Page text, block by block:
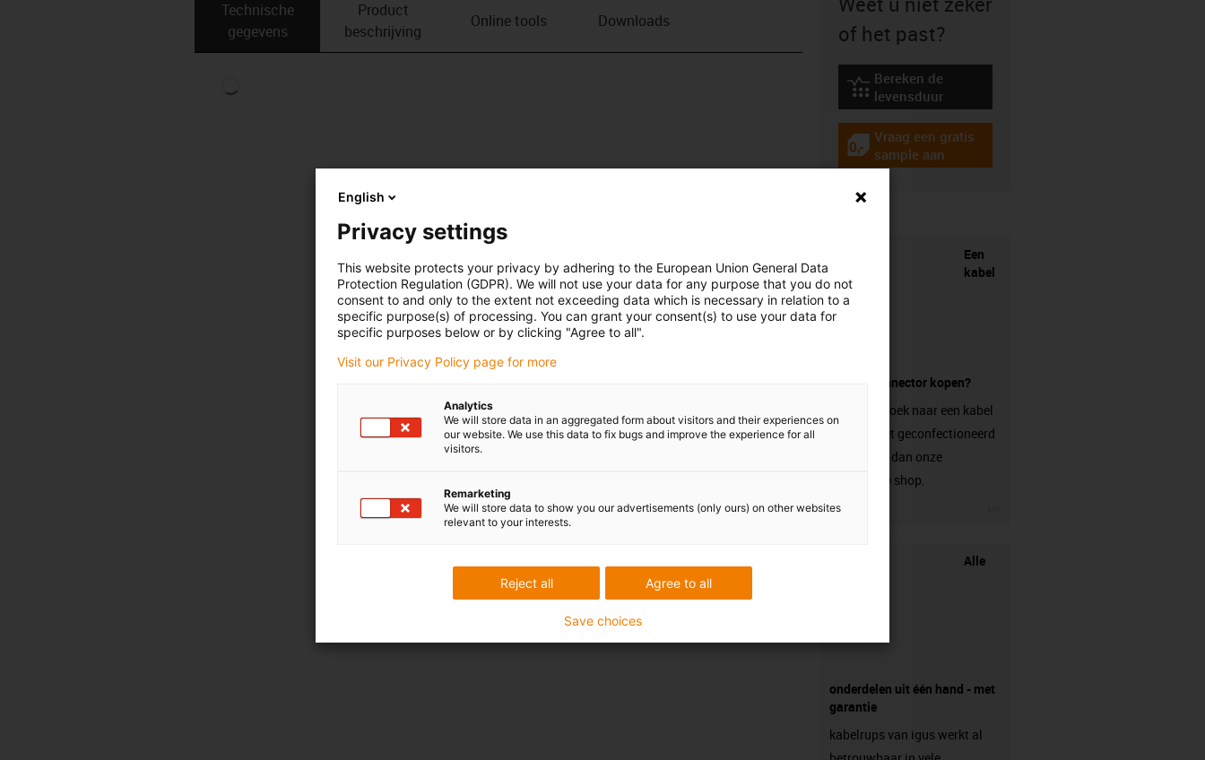
Technische
gegevens
Product
beschrijving
Online tools Downloads
of het past?
igus-icon-lebensdauerrechner
Bereken de
levensduur
igus-icon-gratismuster
Vraag een gratis
sample aan
Een
kabel
zonder connector kopen?
Ben je op zoek naar een kabel
die nog niet geconfectioneerd
is? Bezoek dan onze
chainflex® shop.
Alle
onderdelen uit één hand - met
garantie
kabelrups van igus werkt al
English
Privacy settings
This website protects your privacy by adhering to the European Union General Data
Protection Regulation (GDPR). We will not use your data for any purpose that you do not
consent to and only to the extent not exceeding data which is necessary in relation to a
specific purpose(s) of processing. You can grant your consent(s) to use your data for
specific purposes below or by clicking "Agree to all".
Visit our Privacy Policy page for more
Analytics
We will store data in an aggregated form about visitors and their experiences on
our website. We use this data to fix bugs and improve the experience for all
visitors.
Remarketing
We will store data to show you our advertisements (only ours) on other websites
relevant to your interests.
Agree to all
Reject all
Save choices